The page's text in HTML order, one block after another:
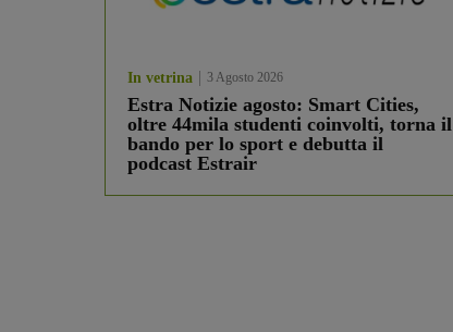
In vetrina 3 Agosto 2026
Estra Notizie agosto: Smart Cities,
oltre 44mila studenti coinvolti, torna il
bando per lo sport e debutta il
podcast Estrair